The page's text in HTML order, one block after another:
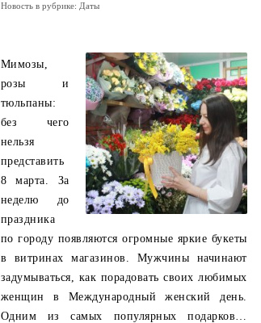
Новость в рубрике: Даты
Мимозы,
розы и
тюльпаны:
без чего
нельзя
представить
8 марта. За
неделю до
праздника
по городу появляются огромные яркие букеты
в витринах магазинов. Мужчины начинают
задумываться, как порадовать своих любимых
женщин в Международный женский день.
Одним из самых популярных подарков…